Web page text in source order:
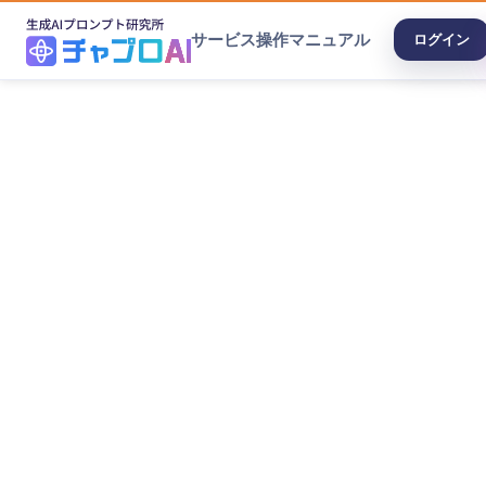
サービス操作マニュアル ログイン